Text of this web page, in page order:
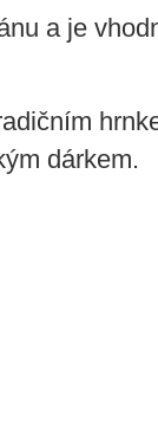
a je
dárkem.